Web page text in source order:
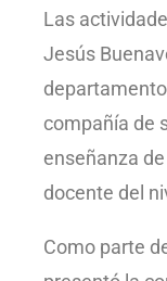
Las
Jesús
compañía de
enseñanza
docente del
Como parte